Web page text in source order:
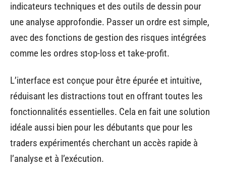
indicateurs techniques et des outils de dessin pour
une analyse approfondie. Passer un ordre est simple,
avec des fonctions de gestion des risques intégrées
comme les ordres stop-loss et take-profit.
L’interface est conçue pour être épurée et intuitive,
réduisant les distractions tout en offrant toutes les
fonctionnalités essentielles. Cela en fait une solution
idéale aussi bien pour les débutants que pour les
traders expérimentés cherchant un accès rapide à
l’analyse et à l’exécution.